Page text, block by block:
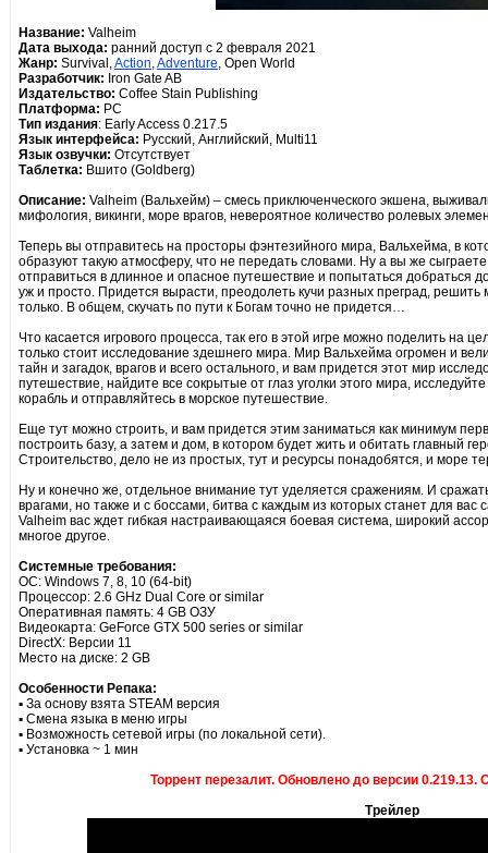
Название: Valheim
Дата выхода: ранний доступ с 2 февраля 2021
Жанр: Survival,Action,Adventure, Open World
Разработчик: Iron Gate AB
Издательство: Coffee Stain Publishing
Платформа: PC
Тип издания: Early Access 0.217.5
Язык интерфейса: Русский, Английский, Multi11
Язык озвучки: Отсутствует
Таблетка: Вшито (Goldberg)
Описание: Valheim (Вальхейм) – смесь приключенческого экшена,
мифология, викинги, море врагов, невероятное количество ролевых
Теперь вы отправитесь на просторы фэнтезийного мира, Вальхейма, в
образуют такую атмосферу, что не передать словами. Ну а вы же
отправиться в длинное и опасное путешествие и попытаться добраться
уж и просто. Придется вырасти, преодолеть кучи разных преград,
только. В общем, скучать по пути к Богам точно не придется…
Что касается игрового процесса, так его в этой игре можно поделить на
только стоит исследование здешнего мира. Мир Вальхейма огромен и
тайн и загадок, врагов и всего остального, и вам придется этот мир
путешествие, найдите все сокрытые от глаз уголки этого мира,
корабль и отправляйтесь в морское путешествие.
Еще тут можно строить, и вам придется этим заниматься как минимум
построить базу, а затем и дом, в котором будет жить и обитать главный
Строительство, дело не из простых, тут и ресурсы понадобятся, и море
Ну и конечно же, отдельное внимание тут уделяется сражениям. И
врагами, но также и с боссами, битва с каждым из которых станет для
Valheim вас ждет гибкая настраивающаяся боевая система, широкий
многое другое.
Системные требования:
ОС: Windows 7, 8, 10 (64-bit)
Процессор: 2.6 GHz Dual Core or similar
Оперативная память: 4 GB ОЗУ
Видеокарта: GeForce GTX 500 series or similar
DirectX: Версии 11
Место на диске: 2 GB
Особенности Репака:
▪ За основу взята STEAM версия
▪ Смена языка в меню игры
▪ Возможность сетевой игры (по локальной сети).
▪ Установка ~ 1 мин
Торрент перезалит. Обновлено до версии 0.219.13.
Трейлер